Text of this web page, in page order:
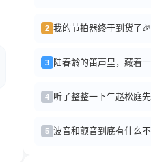
2 我的节拍器终于到货了🎉
3
4
5